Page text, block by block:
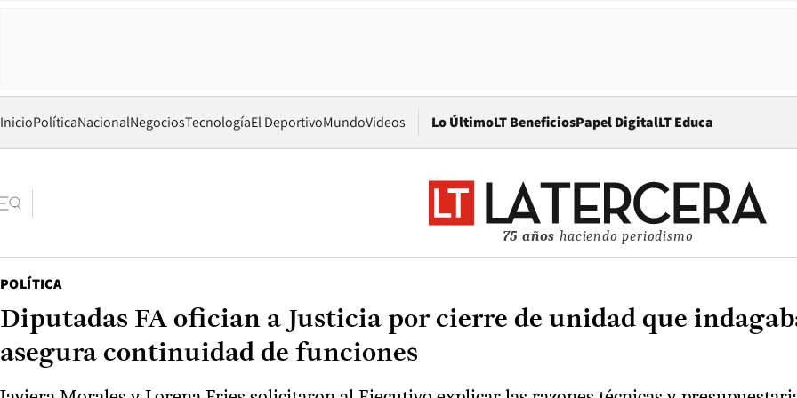
InicioPolíticaNacionalNegociosTecnologíaEl DeportivoMundoVideos Lo ÚltimoLT BeneficiosPapel DigitalOpens in new window
LT Educa
75 años haciendo periodismo
POLÍTICA
Diputadas FA ofician a Justicia por cierre de unidad que
asegura continuidad de funciones